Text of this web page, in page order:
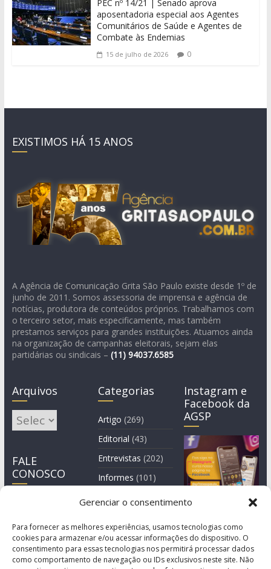
Gerenciar o consentimento
Para fornecer as melhores experiências, usamos tecnologias como
cookies para armazenar e/ou acessar informações do dispositivo. O
consentimento para essas tecnologias nos permitirá processar dados
como comportamento de navegação ou IDs exclusivos neste site. Não
PEC nº 14/21 | Senado aprova
aposentadoria especial aos Agentes
Comunitários de Saúde e Agentes de
Combate às Endemias
15 de julho de 2026 0
EXISTIMOS HÁ 15 ANOS
A Agência de Comunicação Grita São Paulo existe desde 1º de
junho de 2011. Somos assessoria de imprensa e agência de
notícias, produtora de conteúdos próprios. Trabalhamos com
o terceiro setor, mais especificamente, mas também
prestamos serviços para grandes instituições. Atuamos ainda
na organização de campanhas eleitorais, sejam elas
partidárias ou sindicais – (11) 94037.6585
Arquivos
Arquivos
FALE
CONOSCO
Categorias
Artigo (269)
Editorial (43)
Entrevistas (202)
Informes (101)
Manchete
Instagram e
Facebook da
AGSP